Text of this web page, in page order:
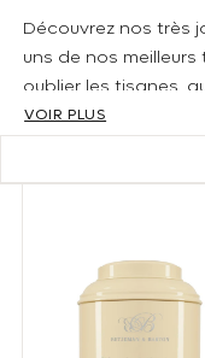
Découvrez nos très
uns de nos
oublier les tisanes,
détente.
VOIR PLUS